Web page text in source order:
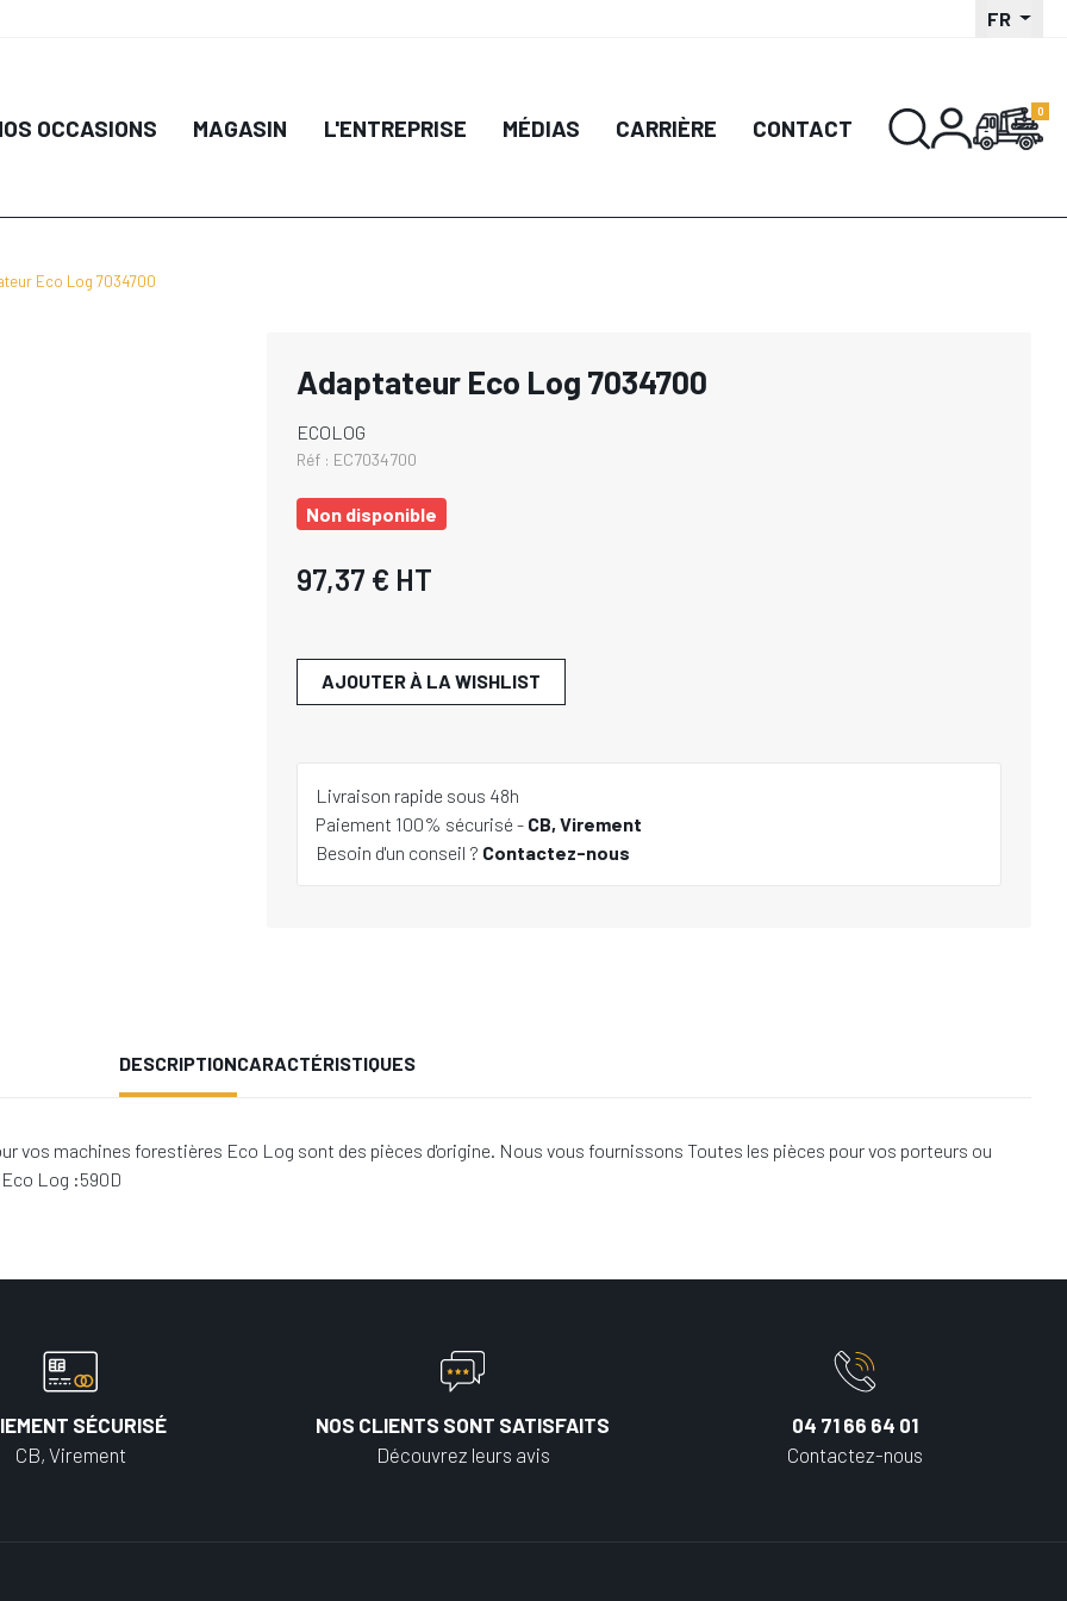
FR
OCCASIONS MAGASIN L'ENTREPRISE MÉDIAS CARRIÈRE CONTACT
Eco Log 7034700
Adaptateur Eco Log 7034700
ECOLOG
Réf : EC7034700
Non disponible
97,37 € HT
AJOUTER À LA WISHLIST
Livraison rapide sous 48h
Paiement 100% sécurisé - CB, Virement
Besoin d'un conseil ? Contactez-nous
DESCRIPTIONCARACTÉRISTIQUES
vos machines forestières Eco Log sont des pièces d'origine. Nous vous fournissons Toutes les pièces pour vos porteurs ou
Log :590D
SÉCURISÉ
CB, Virement
NOS CLIENTS SONT SATISFAITS
Découvrez leurs avis
04 71 66 64 01
Contactez-nous